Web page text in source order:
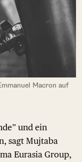
Macron auf
und ein
sagt Mujtaba
Eurasia Group,